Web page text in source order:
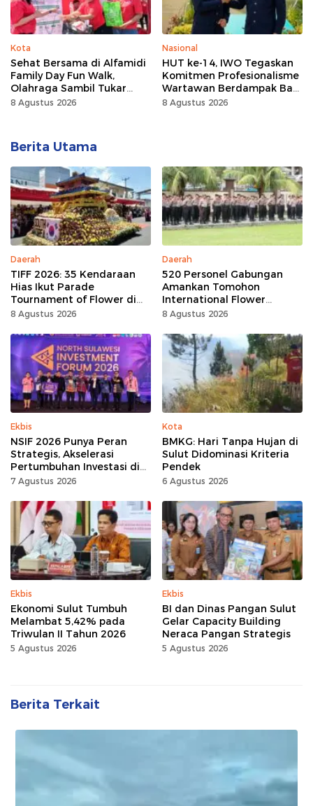
Kota
Sehat Bersama di Alfamidi
Family Day Fun Walk,
Olahraga Sambil Tukar
Sampah Demi Jaga Bumi
8 Agustus 2026
Nasional
HUT ke-14, IWO Tegaskan
Komitmen Profesionalisme
Wartawan Berdampak Bagi
Kebaikan Bangsa
8 Agustus 2026
Berita Utama
Daerah
TIFF 2026: 35 Kendaraan
Hias Ikut Parade
Tournament of Flower di
Tomohon
8 Agustus 2026
Daerah
520 Personel Gabungan
Amankan Tomohon
International Flower
Festival
8 Agustus 2026
Ekbis
NSIF 2026 Punya Peran
Strategis, Akselerasi
Pertumbuhan Investasi di
Sulut
7 Agustus 2026
Kota
BMKG: Hari Tanpa Hujan di
Sulut Didominasi Kriteria
Pendek
6 Agustus 2026
Ekbis
Ekonomi Sulut Tumbuh
Melambat 5,42% pada
Triwulan II Tahun 2026
5 Agustus 2026
Ekbis
BI dan Dinas Pangan Sulut
Gelar Capacity Building
Neraca Pangan Strategis
5 Agustus 2026
Berita Terkait